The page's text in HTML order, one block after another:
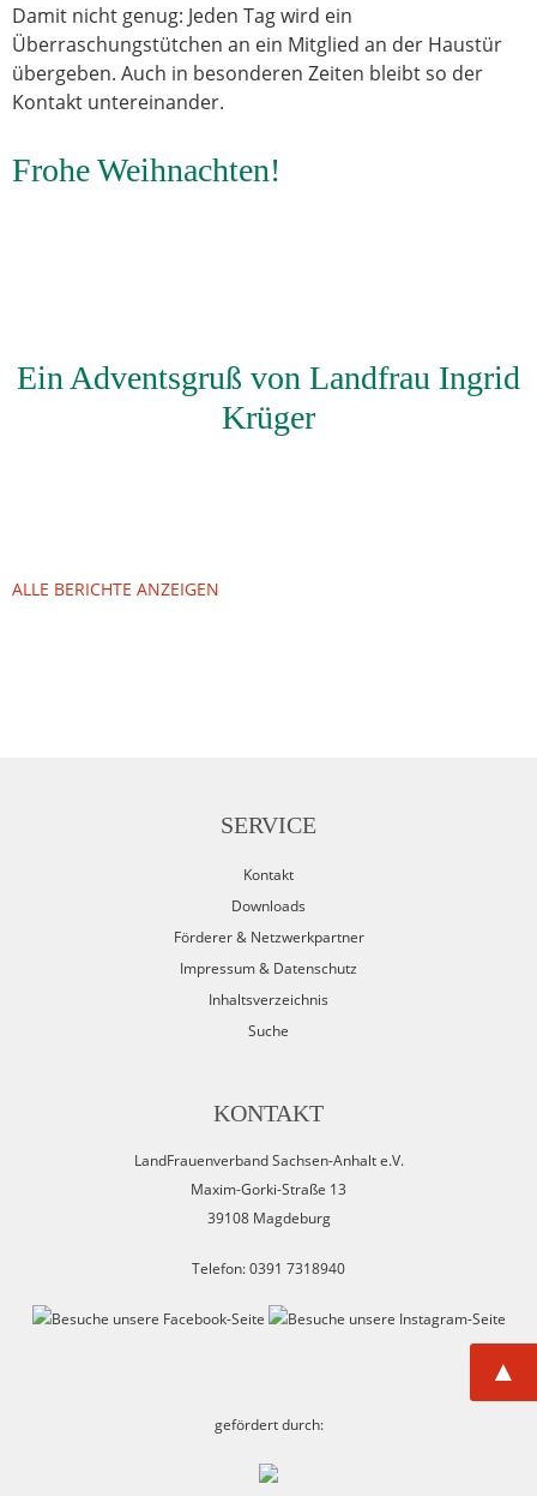
Damit nicht genug: Jeden Tag wird ein
Überraschungstütchen an ein Mitglied an der Haustür
übergeben. Auch in besonderen Zeiten bleibt so der
Kontakt untereinander.
Frohe Weihnachten!
Ein Adventsgruß von Landfrau Ingrid
Krüger
ALLE BERICHTE ANZEIGEN
SERVICE
Kontakt
Downloads
Förderer & Netzwerkpartner
Impressum & Datenschutz
Inhaltsverzeichnis
Suche
KONTAKT
LandFrauenverband Sachsen-Anhalt e.V.
Maxim-Gorki-Straße 13
39108 Magdeburg
Telefon: 0391 7318940
gefördert durch:
▲